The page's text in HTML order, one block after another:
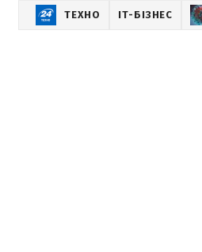
ТЕХНО IT-БІЗНЕС